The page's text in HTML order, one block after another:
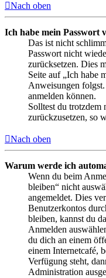
Nach oben
Ich habe mein Passwort
Das ist nicht
Passwort nicht
zurücksetzen. Dies
Seite auf „Ich habe
Anweisungen
anmelden können.
Solltest du trotzdem
zurückzusetzen, so
Nach oben
Warum werde ich
Wenn du beim
bleiben“ nicht
angemeldet. Dies
Benutzerkontos
bleiben, kannst du
Anmelden
du dich an einem
einem Internetcafé,
Verfügung steht,
Administration